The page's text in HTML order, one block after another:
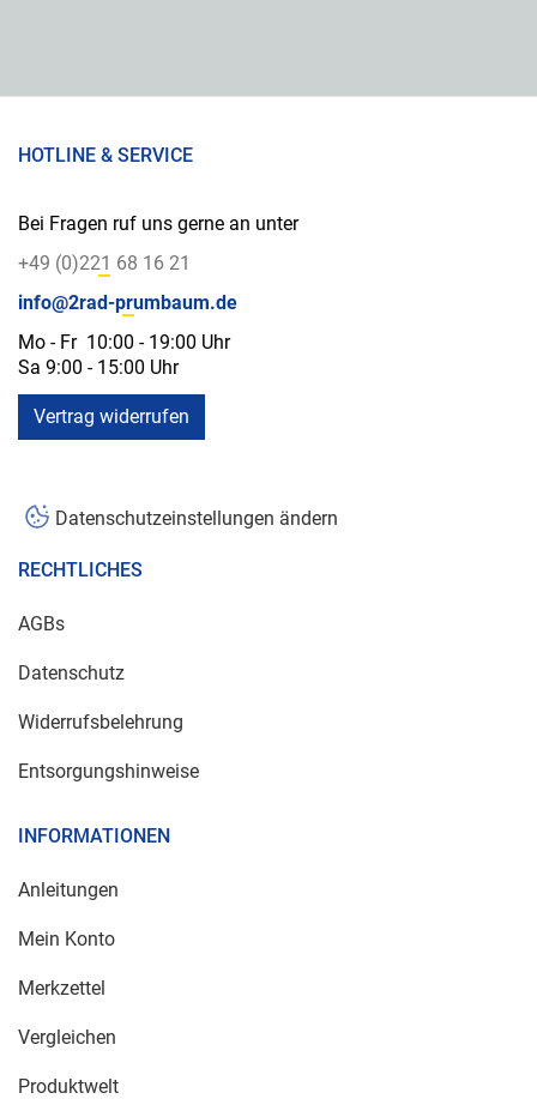
HOTLINE & SERVICE
Bei Fragen ruf uns gerne an unter
+49 (0)221 68 16 21
info@2rad-prumbaum.de
Mo - Fr 10:00 - 19:00 Uhr
Sa 9:00 - 15:00 Uhr
Vertrag widerrufen
Datenschutzeinstellungen ändern
RECHTLICHES
AGBs
Datenschutz
Widerrufsbelehrung
Entsorgungshinweise
INFORMATIONEN
Anleitungen
Mein Konto
Merkzettel
Vergleichen
Produktwelt